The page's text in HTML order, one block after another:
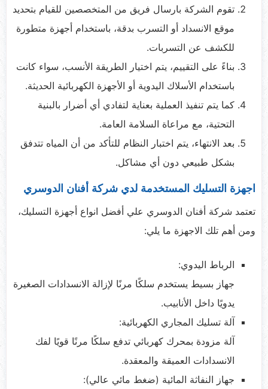
تقوم الشركة بارسال فريق من المتخصصين للقيام بتحديد
موقع الانسداد أو التسرب بدقة، باستخدام أجهزة متطورة
للكشف عن التسربات.​
بناءً على التقييم، يتم اختيار الطريقة الأنسب، سواء كانت
باستخدام الأسلاك اليدوية أو الأجهزة الكهربائية الحديثة.​
كما يتم تنفيذ العملية بعناية لتفادي أي أضرار بالبنية
التحتية، مع مراعاة السلامة العامة.​
بعد الانتهاء، يتم اختبار النظام للتأكد من أن المياه تتدفق
بشكل طبيعي دون أي مشاكل.​
اجهزة التسليك المستخدمة لدي شركة أفنان الدوسري
تعتمد شركة أفنان الدوسري علي أفضل انواع أجهزة التسليك،
ومن أهم تلك الاجهزة ما يلي:
الرباط اليدوي:
جهاز بسيط يستخدم سلكًا مرنًا لإزالة الانسدادات الصغيرة
يدويًا داخل الأنابيب.
آلة تسليك المجاري الكهربائية:
آلة مزودة بمحرك كهربائي تدفع سلكًا مرنًا قويًا لفك
الانسدادات العميقة والمعقدة.
جهاز النفاثة المائية (ضغط مائي عالي):